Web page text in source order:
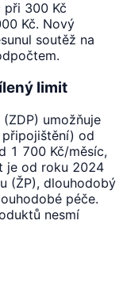
při 300 Kč
Kč. Nový
soutěž na
limit
umožňuje
od
1 700 Kč/měsíc,
je od roku 2024
(ŽP), dlouhodobý
péče.
nesmí